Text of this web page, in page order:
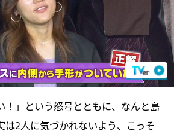
！」という怒号とともに、なんと島
2人に気づかれないよう、こっそ